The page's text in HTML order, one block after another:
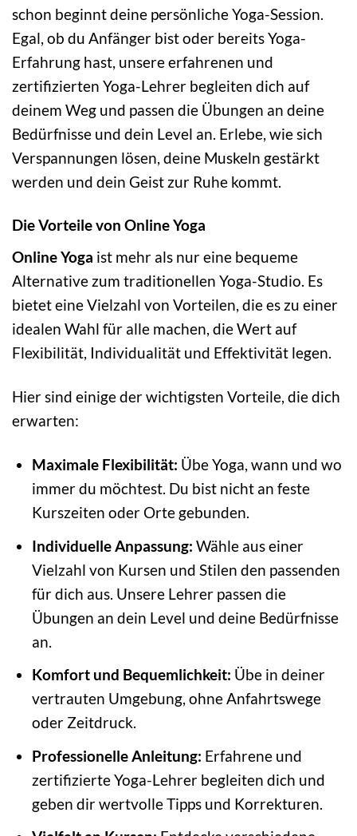
schon beginnt deine persönliche Yoga-Session.
Egal, ob du Anfänger bist oder bereits Yoga-
Erfahrung hast, unsere erfahrenen und
zertifizierten Yoga-Lehrer begleiten dich auf
deinem Weg und passen die Übungen an deine
Bedürfnisse und dein Level an. Erlebe, wie sich
Verspannungen lösen, deine Muskeln gestärkt
werden und dein Geist zur Ruhe kommt.
Die Vorteile von Online Yoga
Online Yoga ist mehr als nur eine bequeme
Alternative zum traditionellen Yoga-Studio. Es
bietet eine Vielzahl von Vorteilen, die es zu einer
idealen Wahl für alle machen, die Wert auf
Flexibilität, Individualität und Effektivität legen.
Hier sind einige der wichtigsten Vorteile, die dich
erwarten:
Maximale Flexibilität: Übe Yoga, wann und wo
immer du möchtest. Du bist nicht an feste
Kurszeiten oder Orte gebunden.
Individuelle Anpassung: Wähle aus einer
Vielzahl von Kursen und Stilen den passenden
für dich aus. Unsere Lehrer passen die
Übungen an dein Level und deine Bedürfnisse
an.
Komfort und Bequemlichkeit: Übe in deiner
vertrauten Umgebung, ohne Anfahrtswege
oder Zeitdruck.
Professionelle Anleitung: Erfahrene und
zertifizierte Yoga-Lehrer begleiten dich und
geben dir wertvolle Tipps und Korrekturen.